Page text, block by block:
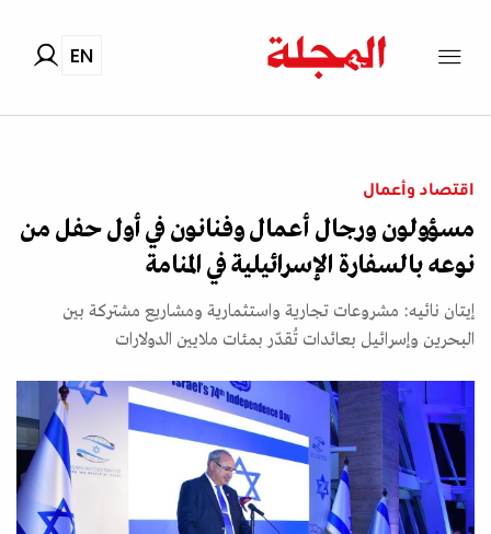
EN
اقتصاد وأعمال
مسؤولون ورجال أعمال وفنانون في أول حفل من
نوعه بالسفارة الإسرائيلية في المنامة
إيتان نائيه: مشروعات تجارية واستثمارية ومشاريع مشتركة بين
البحرين وإسرائيل بعائدات تُقدّر بمئات ملايين الدولارات